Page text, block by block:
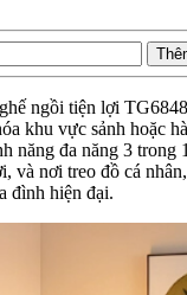
ngồi tiện lợi
khu vực sảnh hoặc
năng đa năng 3 trong
và nơi treo đồ cá
đình hiện đại.